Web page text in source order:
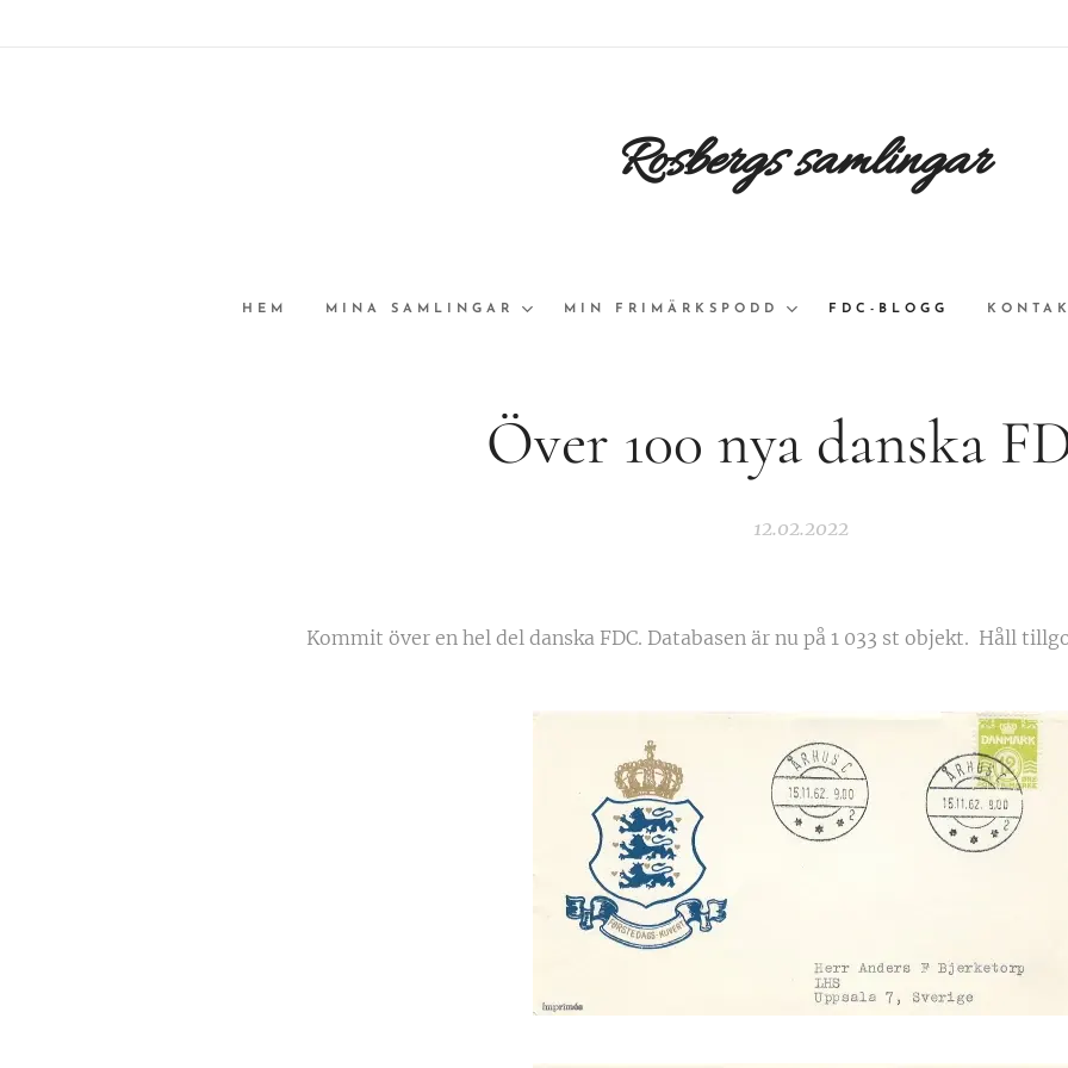
Rosbergs samlingar
HEM MINA SAMLINGAR MIN FRIMÄRKSPODD FDC-BLOGG
Över 100 nya danska
12.02.2022
Kommit över en hel del danska FDC. Databasen är nu på 1 033 st objekt. Håll